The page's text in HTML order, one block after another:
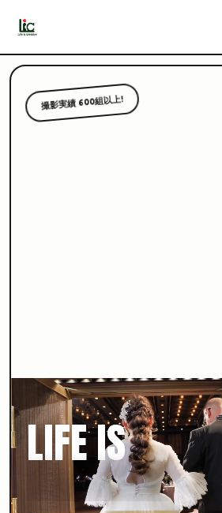
撮影実績 600組以上!
LIFE IS
CREATIVE